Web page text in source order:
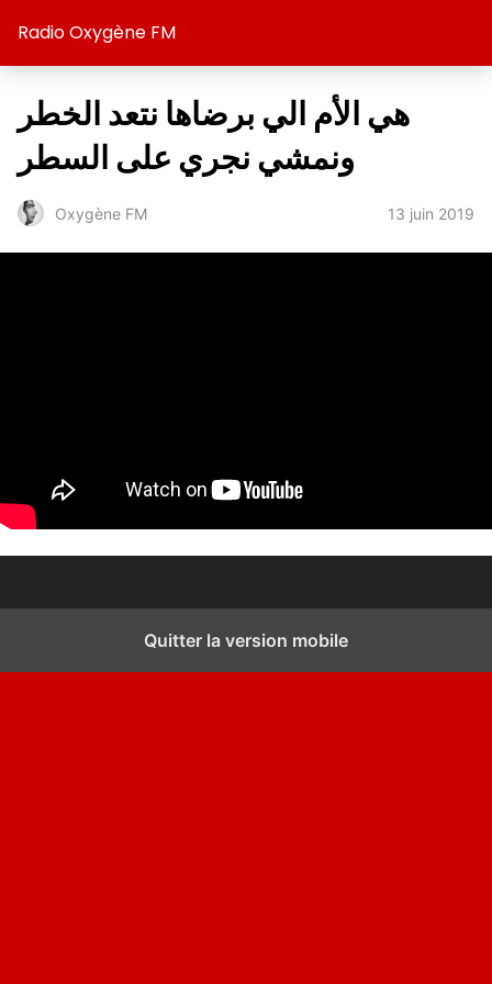
Radio Oxygène FM
هي الأم الي برضاها نتعد الخطر
ونمشي نجري على السطر
Oxygène FM 13 juin 2019
Quitter la version mobile